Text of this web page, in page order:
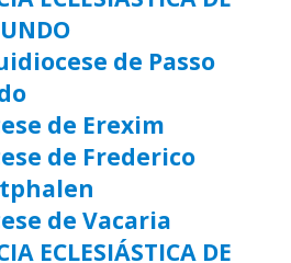
de Passo
de Erexim
de Frederico
de Vacaria
ECLESIÁSTICA DE